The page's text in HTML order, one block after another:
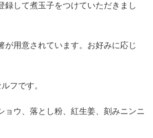
録して煮玉子をつけていただきまし
が用意されています。お好みに応じ
フです。
ョウ、落とし粉、紅生姜、刻みニンニ